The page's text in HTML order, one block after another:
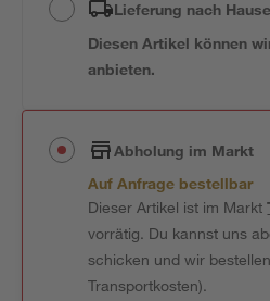
Lieferung nach Hause
Diesen Artikel können
anbieten.
Abholung im Markt
Auf Anfrage bestellbar
Dieser Artikel ist im Markt
vorrätig. Du kannst uns
schicken und wir
Transportkosten).